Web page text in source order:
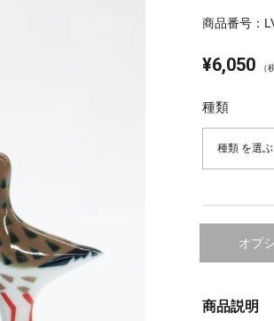
商品番号：
¥6,050 （
種類
オプ
商品説明